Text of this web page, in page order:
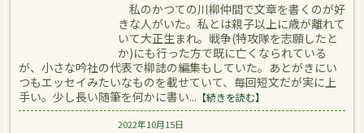
私のかつての川柳仲間で文章を書くのが好
きな人がいた。私とは親子以上に歳が離れて
いて大正生まれ。戦争(特攻隊を志願したと
か)にも行った方で既に亡くなられている
が、小さな吟社の代表で柳誌の編集もしていた。あとがきにい
つもエッセイみたいなものを載せていて、毎回短文だが実に上
手い。少し長い随筆を何かに書い... 【続きを読む】
2022年10月15日